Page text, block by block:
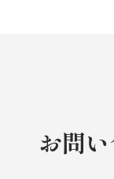
お問